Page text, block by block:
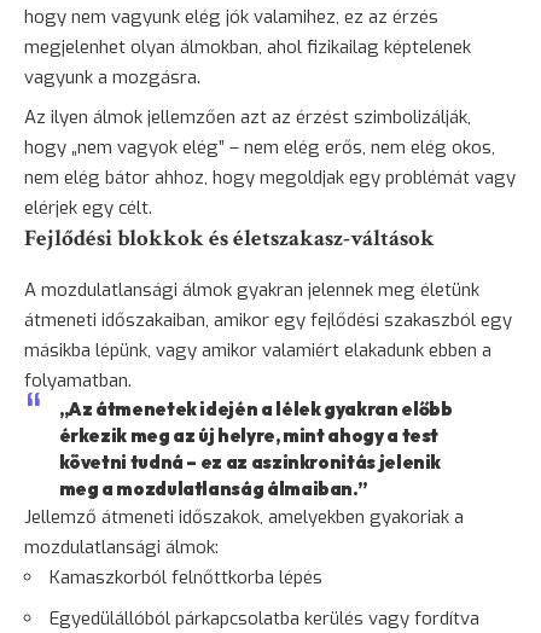
hogy nem vagyunk elég jók valamihez, ez az érzés
megjelenhet olyan álmokban, ahol fizikailag képtelenek
vagyunk a mozgásra.
Az ilyen álmok jellemzően azt az érzést szimbolizálják,
hogy „nem vagyok elég” – nem elég erős, nem elég okos,
nem elég bátor ahhoz, hogy megoldjak egy problémát vagy
elérjek egy célt.
Fejlődési blokkok és életszakasz-váltások
A mozdulatlansági álmok gyakran jelennek meg életünk
átmeneti időszakaiban, amikor egy fejlődési szakaszból egy
másikba lépünk, vagy amikor valamiért elakadunk ebben a
folyamatban.
„Az átmenetek idején a lélek gyakran előbb
érkezik meg az új helyre, mint ahogy a test
követni tudná – ez az aszinkronitás jelenik
meg a mozdulatlanság álmaiban.”
Jellemző átmeneti időszakok, amelyekben gyakoriak a
mozdulatlansági álmok:
Kamaszkorból felnőttkorba lépés
Egyedülállóból párkapcsolatba kerülés vagy fordítva